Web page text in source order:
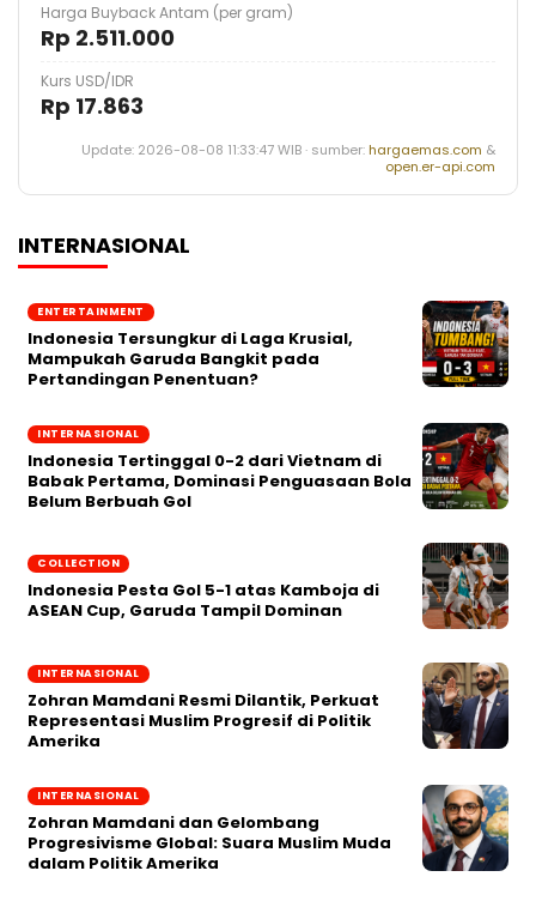
Harga Buyback Antam (per gram)
Rp 2.511.000
Kurs USD/IDR
Rp 17.863
Update: 2026-08-08 11:33:47 WIB · sumber: hargaemas.com &
open.er-api.com
INTERNASIONAL
ENTERTAINMENT
Indonesia Tersungkur di Laga Krusial,
Mampukah Garuda Bangkit pada
Pertandingan Penentuan?
INTERNASIONAL
Indonesia Tertinggal 0-2 dari Vietnam di
Babak Pertama, Dominasi Penguasaan Bola
Belum Berbuah Gol
COLLECTION
Indonesia Pesta Gol 5-1 atas Kamboja di
ASEAN Cup, Garuda Tampil Dominan
INTERNASIONAL
Zohran Mamdani Resmi Dilantik, Perkuat
Representasi Muslim Progresif di Politik
Amerika
INTERNASIONAL
Zohran Mamdani dan Gelombang
Progresivisme Global: Suara Muslim Muda
dalam Politik Amerika